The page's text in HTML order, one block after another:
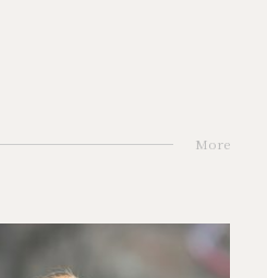
More